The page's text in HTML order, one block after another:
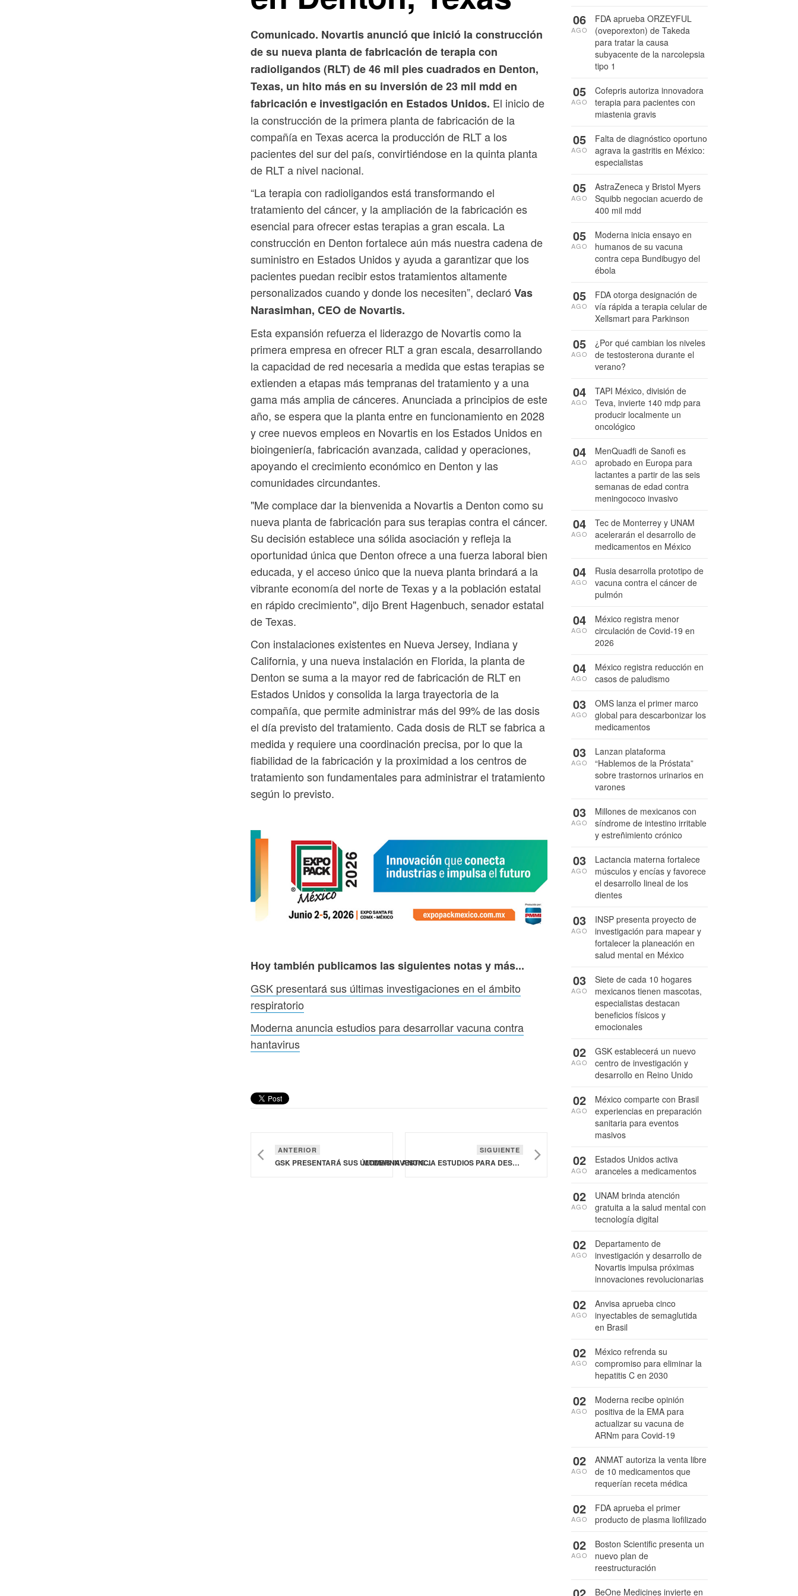
Comunicado. Novartis anunció que inició la construcción
de su nueva planta de fabricación de terapia con
radioligandos (RLT) de 46 mil pies cuadrados en Denton,
Texas, un hito más en su inversión de 23 mil mdd en
fabricación e investigación en Estados Unidos. El inicio de
la construcción de la primera planta de fabricación de la
compañía en Texas acerca la producción de RLT a los
pacientes del sur del país, convirtiéndose en la quinta planta
de RLT a nivel nacional.
“La terapia con radioligandos está transformando el
tratamiento del cáncer, y la ampliación de la fabricación es
esencial para ofrecer estas terapias a gran escala. La
construcción en Denton fortalece aún más nuestra cadena de
suministro en Estados Unidos y ayuda a garantizar que los
pacientes puedan recibir estos tratamientos altamente
personalizados cuando y donde los necesiten”, declaró Vas
Narasimhan, CEO de Novartis.
Esta expansión refuerza el liderazgo de Novartis como la
primera empresa en ofrecer RLT a gran escala, desarrollando
la capacidad de red necesaria a medida que estas terapias se
extienden a etapas más tempranas del tratamiento y a una
gama más amplia de cánceres. Anunciada a principios de este
año, se espera que la planta entre en funcionamiento en 2028
y cree nuevos empleos en Novartis en los Estados Unidos en
bioingeniería, fabricación avanzada, calidad y operaciones,
apoyando el crecimiento económico en Denton y las
comunidades circundantes.
"Me complace dar la bienvenida a Novartis a Denton como su
nueva planta de fabricación para sus terapias contra el cáncer.
Su decisión establece una sólida asociación y refleja la
oportunidad única que Denton ofrece a una fuerza laboral bien
educada, y el acceso único que la nueva planta brindará a la
vibrante economía del norte de Texas y a la población estatal
en rápido crecimiento", dijo Brent Hagenbuch, senador estatal
de Texas.
Con instalaciones existentes en Nueva Jersey, Indiana y
California, y una nueva instalación en Florida, la planta de
Denton se suma a la mayor red de fabricación de RLT en
Estados Unidos y consolida la larga trayectoria de la
compañía, que permite administrar más del 99% de las dosis
el día previsto del tratamiento. Cada dosis de RLT se fabrica a
medida y requiere una coordinación precisa, por lo que la
fiabilidad de la fabricación y la proximidad a los centros de
tratamiento son fundamentales para administrar el tratamiento
según lo previsto.
Hoy también publicamos las siguientes notas y más...
GSK presentará sus últimas investigaciones en el ámbito
respiratorio
Moderna anuncia estudios para desarrollar vacuna contra
hantavirus
ANTERIOR
GSK PRESENTARÁ SUS ÚLTIMAS INVESTIGACIONES EN EL ÁMBITO RESPIRATORIO
SIGUIENTE
MODERNA ANUNCIA ESTUDIOS PARA DESARROLLAR VACUNA CONTRA HANTAVIRUS
FDA aprueba ORZEYFUL
(oveporexton) de Takeda
para tratar la causa
subyacente de la narcolepsia
tipo 1
06
AGO
Cofepris autoriza innovadora
terapia para pacientes con
miastenia gravis
05
AGO
Falta de diagnóstico oportuno
agrava la gastritis en México:
especialistas
05
AGO
AstraZeneca y Bristol Myers
Squibb negocian acuerdo de
400 mil mdd
05
AGO
Moderna inicia ensayo en
humanos de su vacuna
contra cepa Bundibugyo del
ébola
05
AGO
FDA otorga designación de
vía rápida a terapia celular de
Xellsmart para Parkinson
05
AGO
¿Por qué cambian los niveles
de testosterona durante el
verano?
05
AGO
TAPI México, división de
Teva, invierte 140 mdp para
producir localmente un
oncológico
04
AGO
MenQuadfi de Sanofi es
aprobado en Europa para
lactantes a partir de las seis
semanas de edad contra
meningococo invasivo
04
AGO
Tec de Monterrey y UNAM
acelerarán el desarrollo de
medicamentos en México
04
AGO
Rusia desarrolla prototipo de
vacuna contra el cáncer de
pulmón
04
AGO
México registra menor
circulación de Covid-19 en
2026
04
AGO
México registra reducción en
casos de paludismo
04
AGO
OMS lanza el primer marco
global para descarbonizar los
medicamentos
03
AGO
Lanzan plataforma
“Hablemos de la Próstata”
sobre trastornos urinarios en
varones
03
AGO
Millones de mexicanos con
síndrome de intestino irritable
y estreñimiento crónico
03
AGO
Lactancia materna fortalece
músculos y encías y favorece
el desarrollo lineal de los
dientes
03
AGO
INSP presenta proyecto de
investigación para mapear y
fortalecer la planeación en
salud mental en México
03
AGO
Siete de cada 10 hogares
mexicanos tienen mascotas,
especialistas destacan
beneficios físicos y
emocionales
03
AGO
GSK establecerá un nuevo
centro de investigación y
desarrollo en Reino Unido
02
AGO
México comparte con Brasil
experiencias en preparación
sanitaria para eventos
masivos
02
AGO
Estados Unidos activa
aranceles a medicamentos
02
AGO
UNAM brinda atención
gratuita a la salud mental con
tecnología digital
02
AGO
Departamento de
investigación y desarrollo de
Novartis impulsa próximas
innovaciones revolucionarias
02
AGO
Anvisa aprueba cinco
inyectables de semaglutida
en Brasil
02
AGO
México refrenda su
compromiso para eliminar la
hepatitis C en 2030
02
AGO
Moderna recibe opinión
positiva de la EMA para
actualizar su vacuna de
ARNm para Covid-19
02
AGO
ANMAT autoriza la venta libre
de 10 medicamentos que
requerían receta médica
02
AGO
FDA aprueba el primer
producto de plasma liofilizado
02
AGO
Boston Scientific presenta un
nuevo plan de
reestructuración
02
AGO
BeOne Medicines invierte en